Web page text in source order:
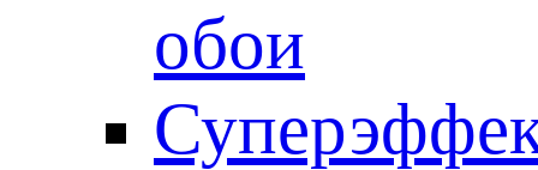
обои